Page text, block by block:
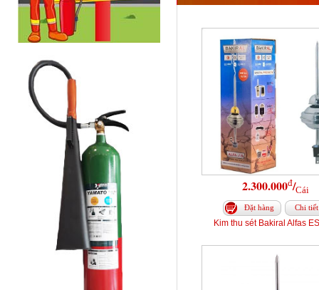
2.300.000đ/Cái
Đặt hàng Chi tiết
Kim thu sét Bakiral Alfas